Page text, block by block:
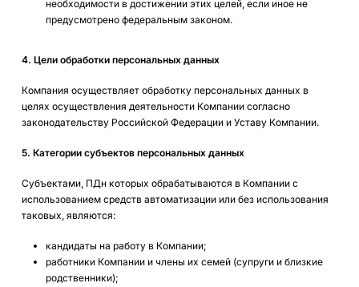
необходимости в достижении этих целей, если иное не
предусмотрено федеральным законом.
4. Цели обработки персональных данных
Компания осуществляет обработку персональных данных в
целях осуществления деятельности Компании согласно
законодательству Российской Федерации и Уставу Компании.
5. Категории субъектов персональных данных
Субъектами, ПДн которых обрабатываются в Компании с
использованием средств автоматизации или без использования
таковых, являются:
кандидаты на работу в Компании;
работники Компании и члены их семей (супруги и близкие
родственники);